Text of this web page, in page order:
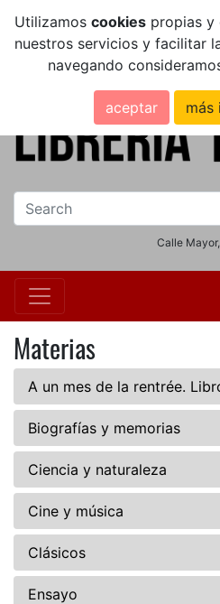
Utilizamos cookies propias y
nuestros servicios y facilitar
navegando
aceptar más
Calle
Materias
A un mes de la rentrée.
Biografías y memorias
Ciencia y naturaleza
Cine y música
Clásicos
Ensayo